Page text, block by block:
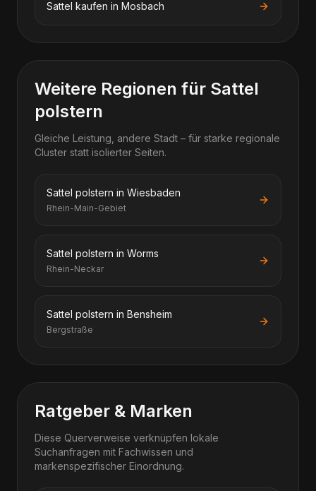
Sattel kaufen in Mosbach
Weitere Regionen für Sattel
polstern
Gleiche Leistung, andere Stadt – für starke regionale
Cluster statt isolierter Seiten.
Sattel polstern in Wiesbaden
Rhein-Main-Gebiet
Sattel polstern in Worms
Rhein-Neckar
Sattel polstern in Bensheim
Bergstraße
Ratgeber & Marken
Diese Querverweise verknüpfen lokale
Suchanfragen mit Fachwissen und
markenspezifischer Einordnung.